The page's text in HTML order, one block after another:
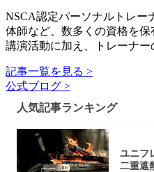
NSCA認定パーソナルトレー
体師など、数多くの資格を
講演活動に加え、トレーナー
記事一覧を見る >
公式ブログ >
人気記事ランキング
ユニフ
二重遮